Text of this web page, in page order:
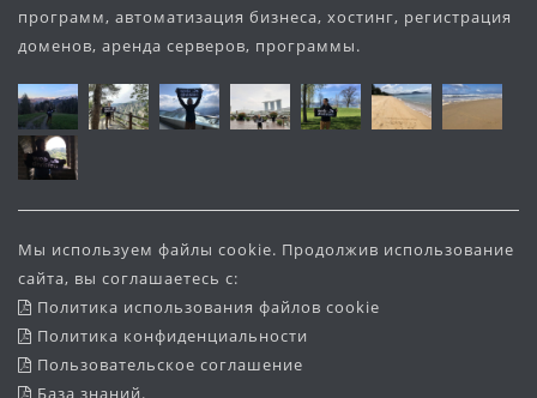
программ, автоматизация бизнеса, хостинг, регистрация
доменов, аренда серверов, программы.
Мы используем файлы cookie. Продолжив использование
сайта, вы соглашаетесь с:
Политика использования файлов cookie
Политика конфиденциальности
Пользовательское соглашение
База знаний.